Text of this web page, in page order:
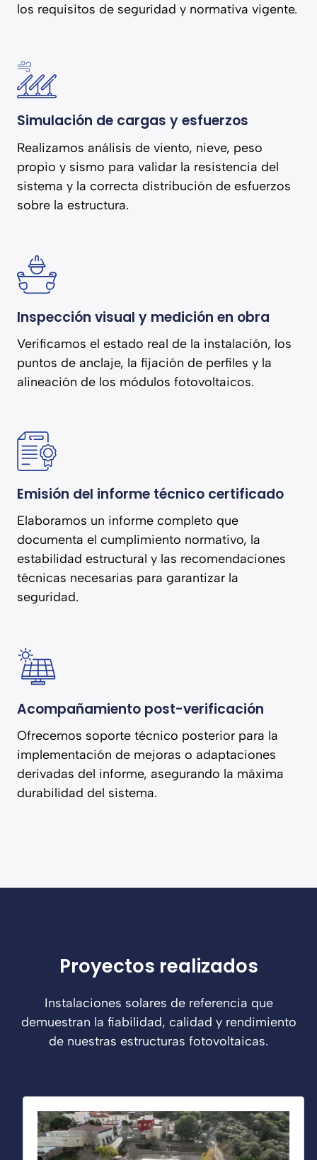
los requisitos de seguridad y normativa vigente.
Simulación de cargas y esfuerzos
Realizamos análisis de viento, nieve, peso
propio y sismo para validar la resistencia del
sistema y la correcta distribución de esfuerzos
sobre la estructura.
Inspección visual y medición en obra
Verificamos el estado real de la instalación, los
puntos de anclaje, la fijación de perfiles y la
alineación de los módulos fotovoltaicos.
Emisión del informe técnico certificado
Elaboramos un informe completo que
documenta el cumplimiento normativo, la
estabilidad estructural y las recomendaciones
técnicas necesarias para garantizar la
seguridad.
Acompañamiento post-verificación
Ofrecemos soporte técnico posterior para la
implementación de mejoras o adaptaciones
derivadas del informe, asegurando la máxima
durabilidad del sistema.
Proyectos realizados
Instalaciones solares de referencia que
demuestran la fiabilidad, calidad y rendimiento
de nuestras estructuras fotovoltaicas.